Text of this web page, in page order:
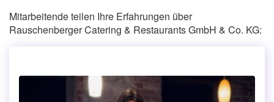
Mitarbeitende teilen Ihre Erfahrungen über
Rauschenberger Catering & Restaurants GmbH & Co. KG: